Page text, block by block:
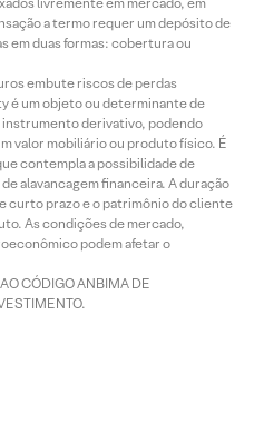
a termo requer um depósito de
em duas formas: cobertura ou
embute riscos de perdas
é um objeto ou determinante de
derivativo, podendo
valor mobiliário ou produto físico. É
contempla a possibilidade de
alavancagem financeira. A duração
curto prazo e o patrimônio do cliente
As condições de mercado,
podem afetar o
CÓDIGO ANBIMA DE